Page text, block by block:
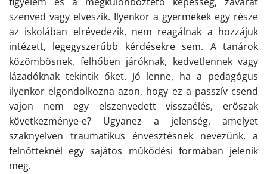
szenved vagy elveszik. Ilyenkor a gyermekek egy része
az iskolában elrévedezik, nem reagálnak a hozzájuk
intézett, legegyszerűbb kérdésekre sem. A tanárok
közömbösnek, felhőben járóknak, kedvetlennek vagy
lázadóknak tekintik őket. Jó lenne, ha a pedagógus
ilyenkor elgondolkozna azon, hogy ez a passzív csend
vajon nem egy elszenvedett visszaélés, erőszak
következménye-e? Ugyanez a jelenség, amelyet
szaknyelven traumatikus énvesztésnek nevezünk, a
felnőtteknél egy sajátos működési formában jelenik
meg.